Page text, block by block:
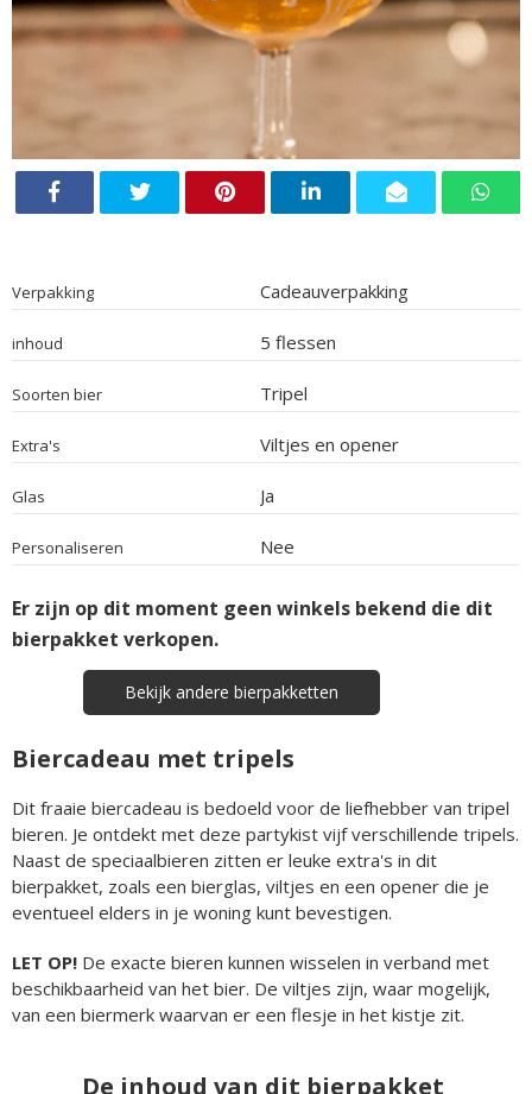
Verpakking Cadeauverpakking
inhoud 5 flessen
Soorten bier Tripel
Extra's Viltjes en opener
Glas Ja
Personaliseren Nee
Er zijn op dit moment geen winkels bekend die dit
bierpakket verkopen.
Bekijk andere bierpakketten
Biercadeau met tripels
Dit fraaie biercadeau is bedoeld voor de liefhebber van tripel
bieren. Je ontdekt met deze partykist vijf verschillende tripels.
Naast de speciaalbieren zitten er leuke extra's in dit
bierpakket, zoals een bierglas, viltjes en een opener die je
eventueel elders in je woning kunt bevestigen.
LET OP! De exacte bieren kunnen wisselen in verband met
beschikbaarheid van het bier. De viltjes zijn, waar mogelijk,
van een biermerk waarvan er een flesje in het kistje zit.
De inhoud van dit bierpakket